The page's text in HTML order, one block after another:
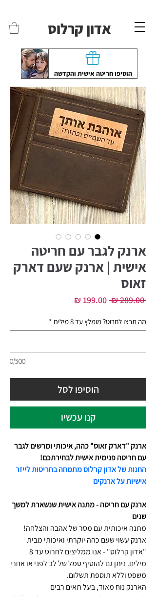
אדון קרלוס
הוסיפו חריטה אישית והקדשה
ארנק לגבר עם חריטה
אישית | ארנק שעם דארק
זאוס
‏289.00 ‏₪
מחיר
מה תרצו לחרוט? מומלץ עד 8 מילים *
0/500
הוסיפו לסל
קנו עכשיו
ארנק "דארק זאוס" כהה, איכותי ומרשים לגבר
עם חריטה פנימית אישית לבחירתכם!
החנות של אדון קרלוס מתמחה בחריטות לייזר
אישיות על ארנקים
ארנק עם חריטה - מתנה אישית שנשארת למשך
שנים
מתנה איכותית עם מסר של אהבה והצלחה!
ארנק עשוי שעם כהה יוקרתי ואיכותי מבית
"אדון קרלוס" - אנו ממליצים לחרוט עד 8
מילים. ניתן גם להוסיף סמל של לב לפני או אחרי
משפט וללא תוספת תשלום.
הארנק נוח מאוד, בעל תאים רבים